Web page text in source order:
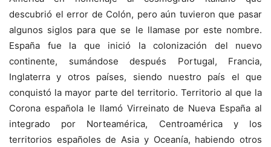
descubrió el error de Colón, pero aún tuvieron que pasar
algunos siglos para que se le llamase por este nombre.
España fue la que inició la colonización del nuevo
continente, sumándose después Portugal, Francia,
Inglaterra y otros países, siendo nuestro país el que
conquistó la mayor parte del territorio. Territorio al que la
Corona española le llamó Virreinato de Nueva España al
integrado por Norteamérica, Centroamérica y los
territorios españoles de Asia y Oceanía, habiendo otros